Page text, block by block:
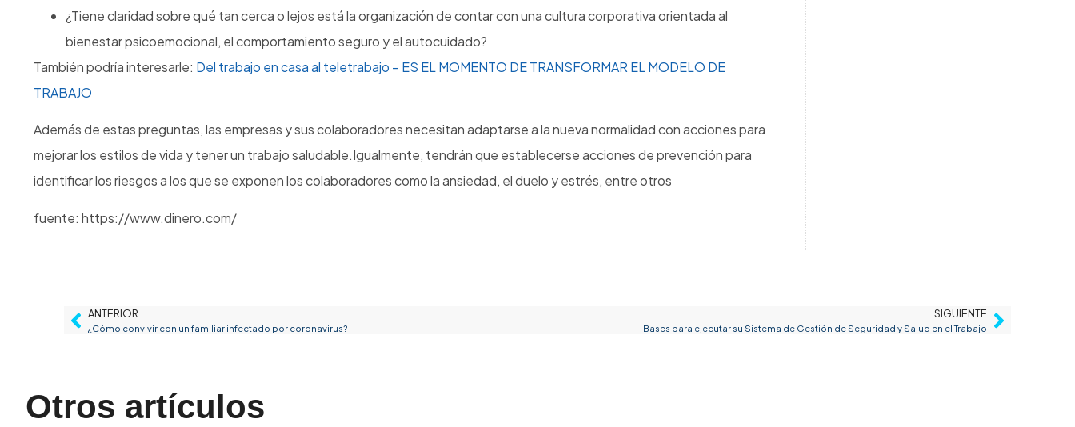
¿Tiene claridad sobre qué tan cerca o lejos está la organización de contar con una cultura corporativa orientada al
bienestar psicoemocional, el comportamiento seguro y el autocuidado?
También podría interesarle: Del trabajo en casa al teletrabajo – ES EL MOMENTO DE TRANSFORMAR EL MODELO DE
TRABAJO
Además de estas preguntas, las empresas y sus colaboradores necesitan adaptarse a la nueva normalidad con acciones para
mejorar los estilos de vida y tener un trabajo saludable.Igualmente, tendrán que establecerse acciones de prevención para
identificar los riesgos a los que se exponen los colaboradores como la ansiedad, el duelo y estrés, entre otros
fuente: https://www.dinero.com/
ANTERIOR
¿Cómo convivir con un familiar infectado por coronavirus?
SIGUIENTE
Bases para ejecutar su Sistema de Gestión de Seguridad y Salud en el Trabajo
Otros artículos
Declaro que conozco y acepto la política de tratamiento de
datos personales.